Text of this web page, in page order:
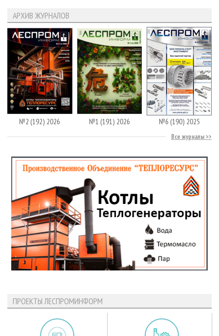
АРХИВ ЖУРНАЛОВ
№2 (192) 2026 №1 (191) 2026 №6 (190) 2025
Все журналы
ПРОЕКТЫ ЛЕСПРОМИНФОРМ